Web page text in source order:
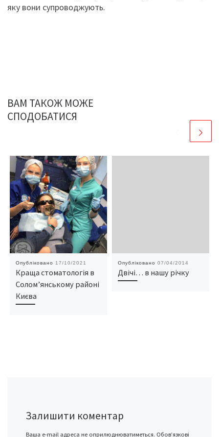
яку вони супроводжують.
ВАМ ТАКОЖ МОЖЕ
СПОДОБАТИСЯ
Опубліковано 17/10/2021
Краща стоматологія в
Солом’янському районі
Києва
Опубліковано 07/04/2014
Двічі… в нашу річку
Залишити коментар
Ваша e-mail адреса не оприлюднюватиметься. Обов’язкові